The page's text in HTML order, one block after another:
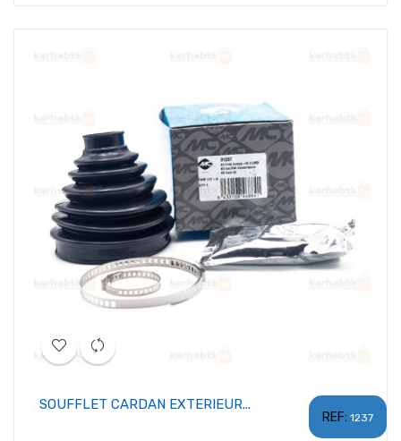
REF: 1237
SOUFFLET CARDAN EXTERIEUR...